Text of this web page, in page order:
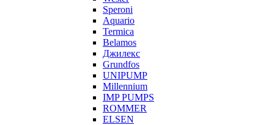
Speroni
Aquario
Termica
Belamos
Джилекс
Grundfos
UNIPUMP
Millennium
IMP PUMPS
ROMMER
ELSEN